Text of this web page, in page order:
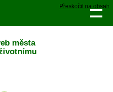
Přeskočit na obsah
města